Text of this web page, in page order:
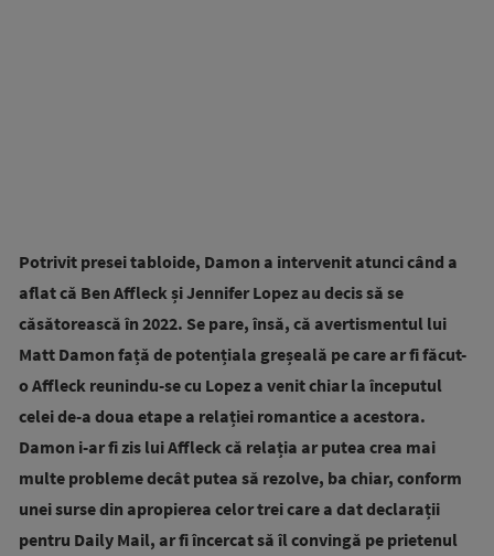
Potrivit presei tabloide, Damon a intervenit atunci când a
aflat că Ben Affleck și Jennifer Lopez au decis să se
căsătorească în 2022. Se pare, însă, că avertismentul lui
Matt Damon față de potențiala greșeală pe care ar fi făcut-
o Affleck reunindu-se cu Lopez a venit chiar la începutul
celei de-a doua etape a relației romantice a acestora.
Damon i-ar fi zis lui Affleck că relația ar putea crea mai
multe probleme decât putea să rezolve, ba chiar, conform
unei surse din apropierea celor trei care a dat declarații
pentru Daily Mail, ar fi încercat să îl convingă pe prietenul